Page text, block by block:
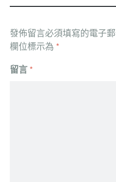
發佈留言必須填寫的電子
欄位標示為 *
留言 *